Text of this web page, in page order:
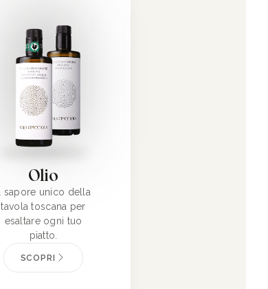
Olio
Il sapore unico della
tavola toscana per
esaltare ogni tuo
piatto.
SCOPRI